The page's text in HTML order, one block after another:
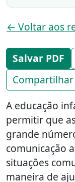
← Voltar aos
Salvar PDF
Compartilhar
A educação
permitir que
grande
comunicação
situações
maneira de